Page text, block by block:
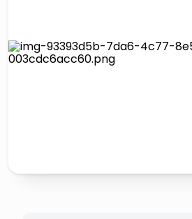
airpods
pattumiera raccolta differenziata